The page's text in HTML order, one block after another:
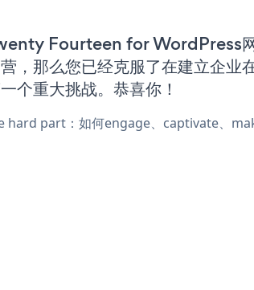
Fourteen for WordPress
，那么您已经克服了在建立企业
个重大挑战。恭喜你！
hard part：如何engage、captivate、